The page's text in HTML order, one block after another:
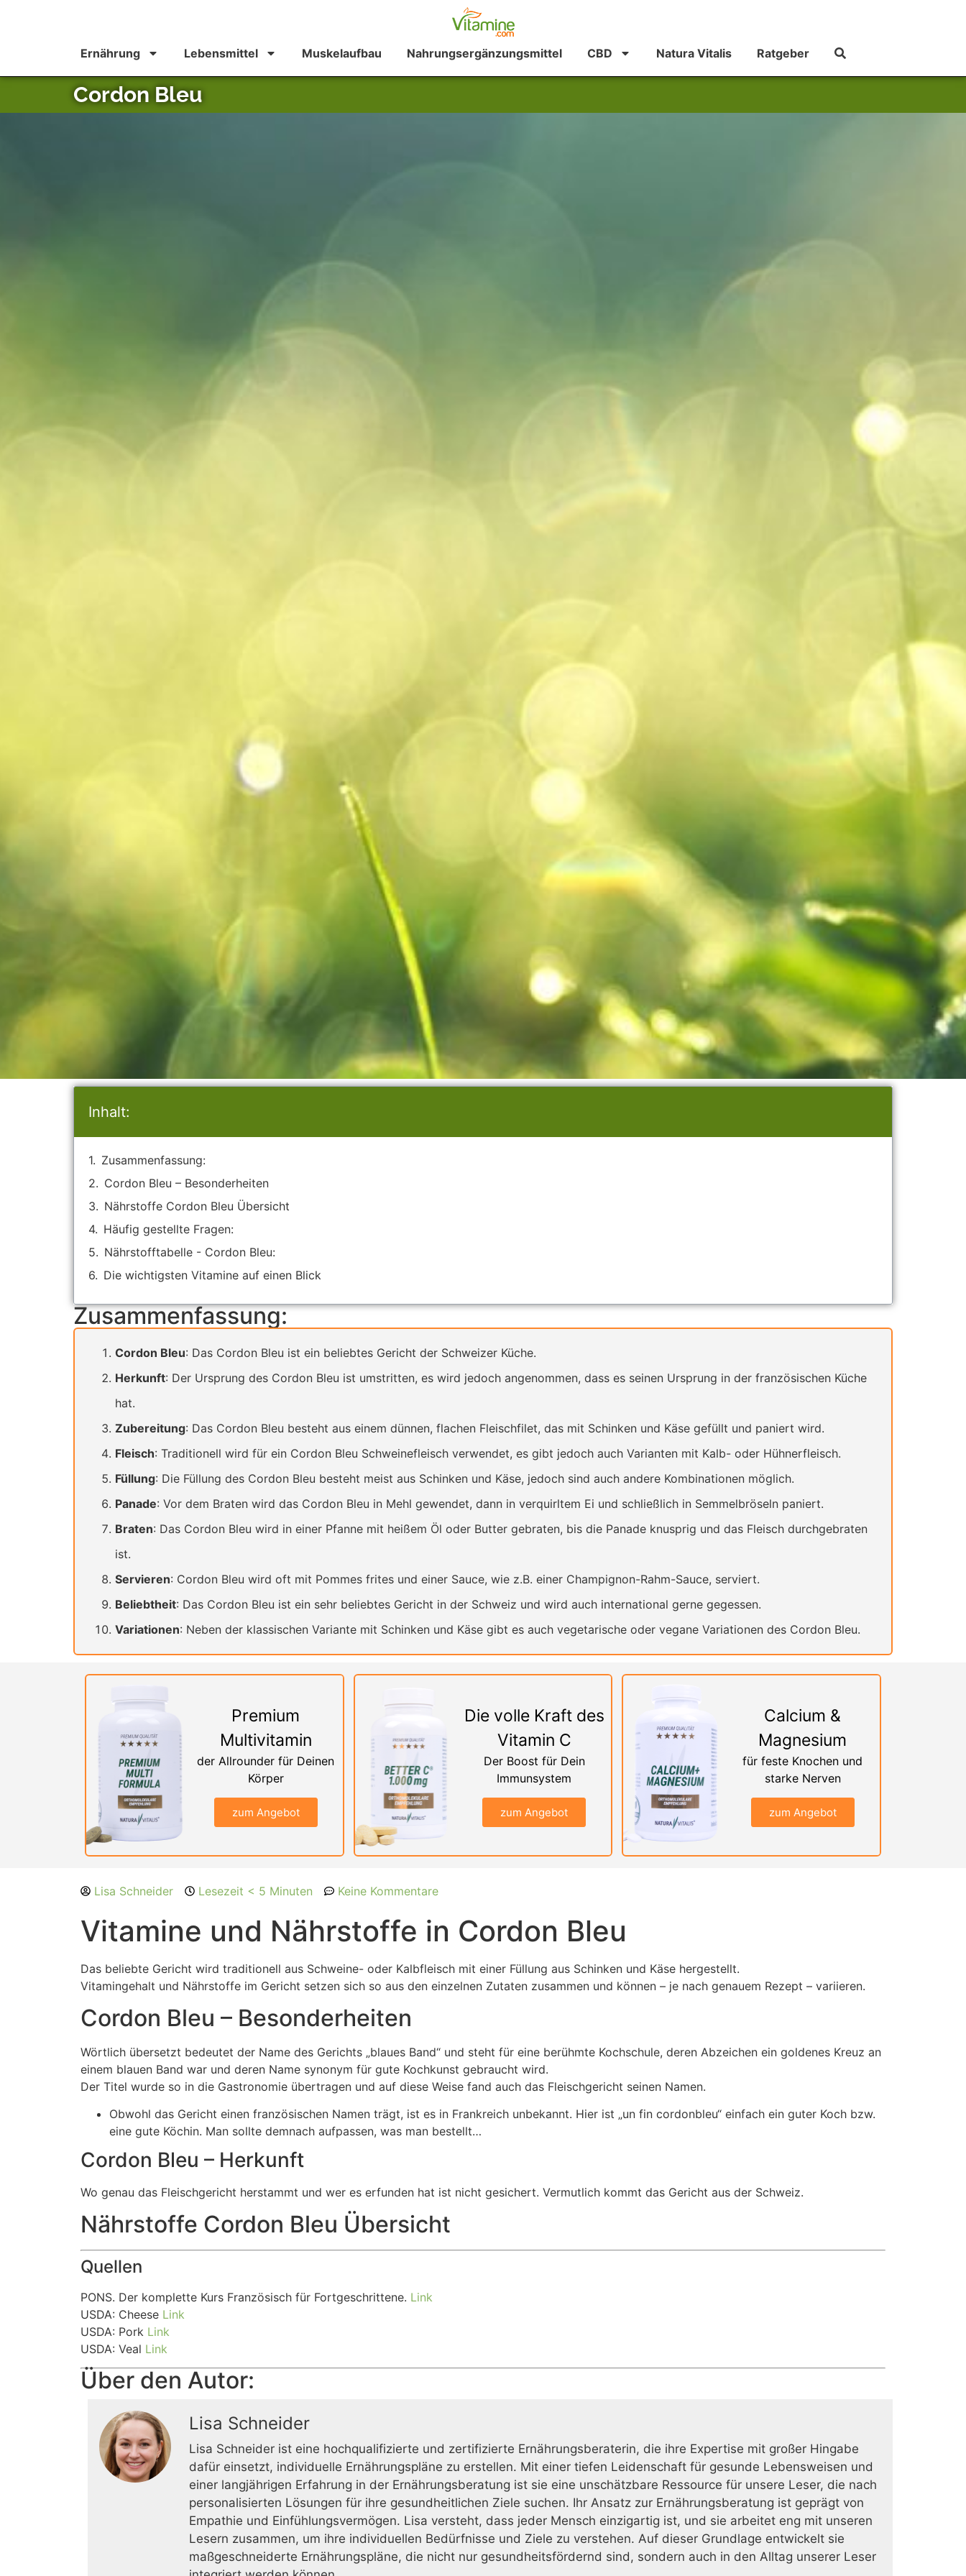
Ernährung Lebensmittel Muskelaufbau Nahrungsergänzungsmittel CBD Natura Vitalis Ratgeber
Cordon Bleu
Inhalt:
Zusammenfassung:
Cordon Bleu – Besonderheiten
Nährstoffe Cordon Bleu Übersicht
Häufig gestellte Fragen:
Nährstofftabelle - Cordon Bleu:
Die wichtigsten Vitamine auf einen Blick
Zusammenfassung:
Cordon Bleu: Das Cordon Bleu ist ein beliebtes Gericht der Schweizer Küche.
Herkunft: Der Ursprung des Cordon Bleu ist umstritten, es wird jedoch angenommen, dass es seinen Ursprung in der französischen Küche
hat.
Zubereitung: Das Cordon Bleu besteht aus einem dünnen, flachen Fleischfilet, das mit Schinken und Käse gefüllt und paniert wird.
Fleisch: Traditionell wird für ein Cordon Bleu Schweinefleisch verwendet, es gibt jedoch auch Varianten mit Kalb- oder Hühnerfleisch.
Füllung: Die Füllung des Cordon Bleu besteht meist aus Schinken und Käse, jedoch sind auch andere Kombinationen möglich.
Panade: Vor dem Braten wird das Cordon Bleu in Mehl gewendet, dann in verquirltem Ei und schließlich in Semmelbröseln paniert.
Braten: Das Cordon Bleu wird in einer Pfanne mit heißem Öl oder Butter gebraten, bis die Panade knusprig und das Fleisch durchgebraten
ist.
Servieren: Cordon Bleu wird oft mit Pommes frites und einer Sauce, wie z.B. einer Champignon-Rahm-Sauce, serviert.
Beliebtheit: Das Cordon Bleu ist ein sehr beliebtes Gericht in der Schweiz und wird auch international gerne gegessen.
Variationen: Neben der klassischen Variante mit Schinken und Käse gibt es auch vegetarische oder vegane Variationen des Cordon Bleu.
Premium
Multivitamin
der Allrounder für Deinen
Körper
zum Angebot
Die volle Kraft des
Vitamin C
Der Boost für Dein
Immunsystem
zum Angebot
Calcium &
Magnesium
für feste Knochen und
starke Nerven
zum Angebot
Lisa Schneider Lesezeit < 5 Minuten Keine Kommentare
Vitamine und Nährstoffe in Cordon Bleu
Das beliebte Gericht wird traditionell aus Schweine- oder Kalbfleisch mit einer Füllung aus Schinken und Käse hergestellt.
Vitamingehalt und Nährstoffe im Gericht setzen sich so aus den einzelnen Zutaten zusammen und können – je nach genauem Rezept – variieren.
Cordon Bleu – Besonderheiten
Wörtlich übersetzt bedeutet der Name des Gerichts „blaues Band“ und steht für eine berühmte Kochschule, deren Abzeichen ein goldenes Kreuz an
einem blauen Band war und deren Name synonym für gute Kochkunst gebraucht wird.
Der Titel wurde so in die Gastronomie übertragen und auf diese Weise fand auch das Fleischgericht seinen Namen.
Obwohl das Gericht einen französischen Namen trägt, ist es in Frankreich unbekannt. Hier ist „un fin cordonbleu“ einfach ein guter Koch bzw.
eine gute Köchin. Man sollte demnach aufpassen, was man bestellt…
Cordon Bleu – Herkunft
Wo genau das Fleischgericht herstammt und wer es erfunden hat ist nicht gesichert. Vermutlich kommt das Gericht aus der Schweiz.
Nährstoffe Cordon Bleu Übersicht
Quellen
PONS. Der komplette Kurs Französisch für Fortgeschrittene. Link
USDA: Cheese Link
USDA: Pork Link
USDA: Veal Link
Über den Autor:
Lisa Schneider
Lisa Schneider ist eine hochqualifizierte und zertifizierte Ernährungsberaterin, die ihre Expertise mit großer Hingabe
dafür einsetzt, individuelle Ernährungspläne zu erstellen. Mit einer tiefen Leidenschaft für gesunde Lebensweisen und
einer langjährigen Erfahrung in der Ernährungsberatung ist sie eine unschätzbare Ressource für unsere Leser, die nach
personalisierten Lösungen für ihre gesundheitlichen Ziele suchen. Ihr Ansatz zur Ernährungsberatung ist geprägt von
Empathie und Einfühlungsvermögen. Lisa versteht, dass jeder Mensch einzigartig ist, und sie arbeitet eng mit unseren
Lesern zusammen, um ihre individuellen Bedürfnisse und Ziele zu verstehen. Auf dieser Grundlage entwickelt sie
maßgeschneiderte Ernährungspläne, die nicht nur gesundheitsfördernd sind, sondern auch in den Alltag unserer Leser